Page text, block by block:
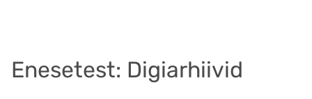
Enesetest: Digiarhiivid